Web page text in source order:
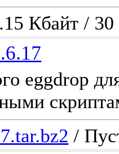
Кбайт /
eggdrop
/